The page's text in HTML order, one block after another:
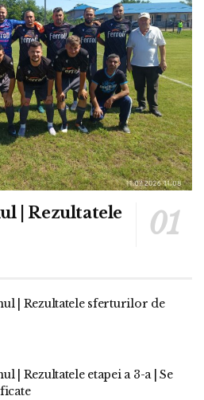
| Rezultatele
| Rezultatele sferturilor de
| Rezultatele etapei a 3-a | Se